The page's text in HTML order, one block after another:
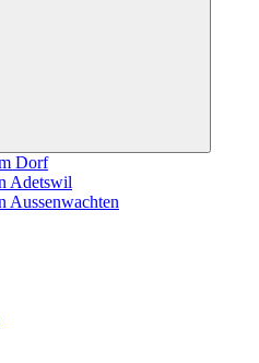
Dorf
Adetswil
Aussenwachten